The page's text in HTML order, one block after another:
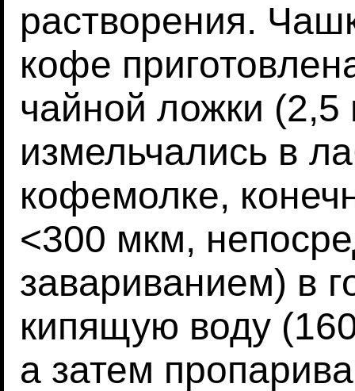
растворения.
кофе
чайной ложки (2,5
измельчались в
кофемолке,
<300 мкм,
завариванием) в
кипящую воду
а затем